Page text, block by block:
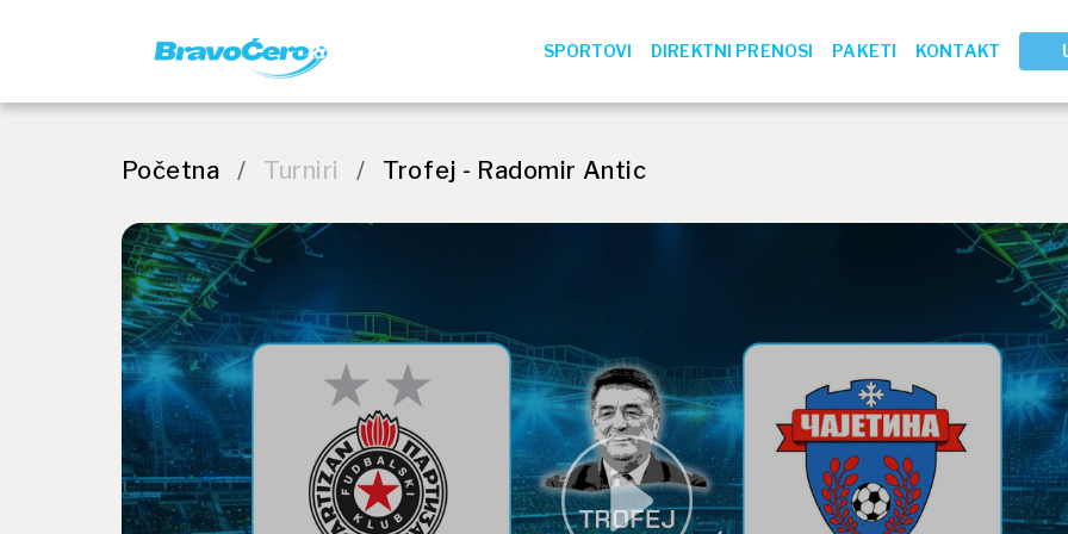
SPORTOVI DIREKTNI PRENOSI PAKETI KONTAKT
Početna / Turniri / Trofej - Radomir Antic